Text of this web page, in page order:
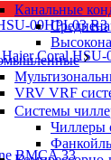
Канальные
VRV VRF
Системы
Чиллеры
Coral HSU-